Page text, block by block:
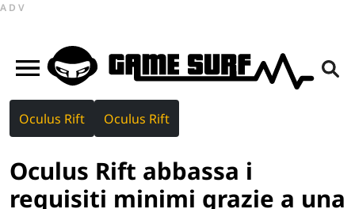
ADV
Oculus Rift Oculus Rift
Oculus Rift abbassa i
requisiti minimi grazie a una